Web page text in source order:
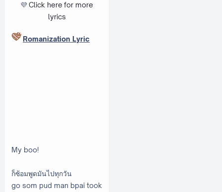
💜 Click here for more
lyrics
Romanization Lyric
My boo!
ก็ซ้อมพูดมันไปทุกวัน
go som pud man bpai took